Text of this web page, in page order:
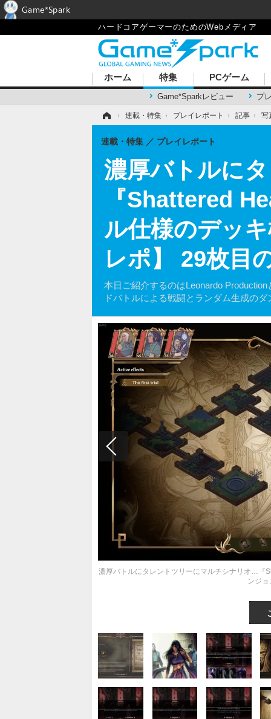
ハードコアゲーマーのためのWebメディア
ホーム 特集
Game*Sparkレビュー プ
PCゲーム
› 連載・特集 › プレイレポート › 記事 › 写
濃厚バトルに
『Shattered
ル仕様のデッ
レポ】 29枚目
本日ご紹介するのはLeonardo
ドバトルによる戦闘とランダム生成のダ
連載・特集 プレイレポート
濃厚バトルにタレントツリーにマルチシナリオ…『
ンジ
Game*Spark